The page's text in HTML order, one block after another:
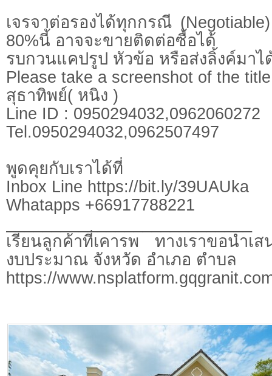
เจรจาต่อรองได้ทุกกรณี
80%นี้ อาจจะขายติดต่อซื้อได้
รบกวนแคปรูป หัวข้อ หรือส่งลิ้งค์มาไ
Please take a screenshot of the
สุธาทิพย์( หนิง )
Line ID : 0950294032,0962060272
Tel.0950294032,0962507497
พูดคุยกับเราได้ที่
Inbox Line https://bit.ly/39UAUka
Whatapps +66917788221
เรียนลูกค้าที่เคารพ ทางเราขอนำเ
งบประมาณ จังหวัด อำเภอ ตำบล
https://